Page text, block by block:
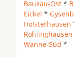
Baukau-Ost *
Eickel *
Holsterhausen
Röhlinghausen
Wanne-Süd *